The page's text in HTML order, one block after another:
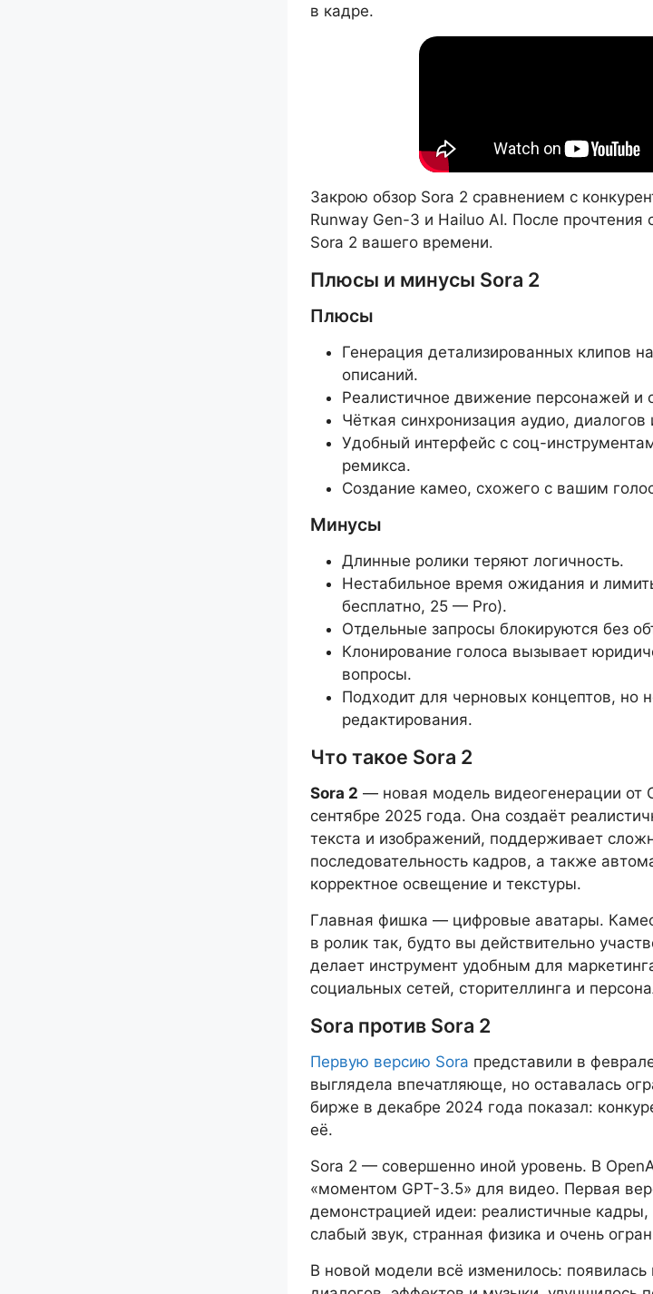
в кадре.
Закрою обзор Sora 2 сравнением с
Runway Gen-3 и Hailuo AI. После прочтения
Sora 2 вашего времени.
Плюсы и минусы Sora 2
Плюсы
Генерация детализированных клипов
описаний.
Реалистичное движение персонажей и
Чёткая синхронизация аудио,
Удобный интерфейс с соц-
ремикса.
Создание камео, схожего с вашим
Минусы
Длинные ролики теряют логичность.
Нестабильное время ожидания и
бесплатно, 25 — Pro).
Отдельные запросы блокируются без
Клонирование голоса вызывает
вопросы.
Подходит для черновых концептов, но
редактирования.
Что такое Sora 2
Sora 2 — новая модель видеогенерации от
сентябре 2025 года. Она создаёт
текста и изображений, поддерживает
последовательность кадров, а также
корректное освещение и текстуры.
Главная фишка — цифровые аватары. Камео
в ролик так, будто вы действительно
делает инструмент удобным для
социальных сетей, сторителлинга и
Sora против Sora 2
Первую версию Sora представили в
выглядела впечатляюще, но оставалась
бирже в декабре 2024 года показал:
её.
Sora 2 — совершенно иной уровень. В
«моментом GPT-3.5» для видео. Первая
демонстрацией идеи: реалистичные
слабый звук, странная физика и очень
В новой модели всё изменилось: появилась